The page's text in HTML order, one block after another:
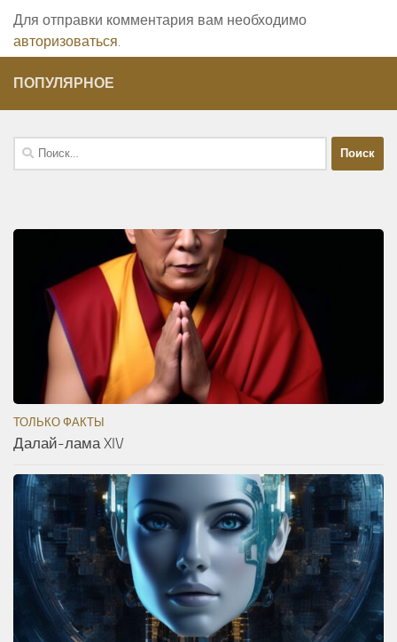
Для отправки комментария вам необходимо
авторизоваться.
ПОПУЛЯРНОЕ
Найти:
ТОЛЬКО ФАКТЫ
Далай-лама XIV